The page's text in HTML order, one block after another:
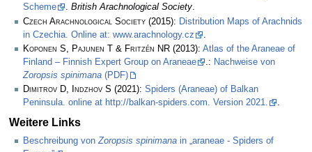
Scheme
. British Arachnological Society.
Czech Arachnological Society (2015): Distribution Maps of Arachnids
in Czechia. Online at: www.arachnology.cz
Koponen S, Pajunen T & Fritzén NR (2013): Atlas of the Araneae of
Finland – Finnish Expert Group on Araneae
.: Nachweise von
Zoropsis spinimana (PDF)
Dimitrov D, Indzhov S (2021): Spiders (Araneae) of Balkan
Peninsula. online at http://balkan-spiders.com. Version 2021.
.
Weitere Links
Beschreibung vonZoropsis spinimana in „araneae - Spiders of